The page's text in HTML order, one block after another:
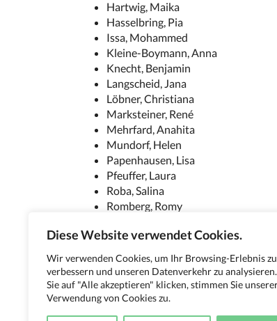
Diese Website verwendet Cookies.
Wir verwenden Cookies, um Ihr Browsing-Erlebnis zu
verbessern und unseren Datenverkehr zu
Sie auf "Alle akzeptieren" klicken, stimmen Sie
Verwendung von Cookies zu.
Hartwig, Maika
Hasselbring, Pia
Issa, Mohammed
Kleine-Boymann, Anna
Knecht, Benjamin
Langscheid, Jana
Löbner, Christiana
Marksteiner, René
Mehrfard, Anahita
Mundorf, Helen
Papenhausen, Lisa
Pfeuffer, Laura
Roba, Salina
Romberg, Romy
Schüßler, Nadine
Stüde, Leslie
Teiwes. Sina
Vajen, Simon
Wolf, Nico
Zegiri, Elmira